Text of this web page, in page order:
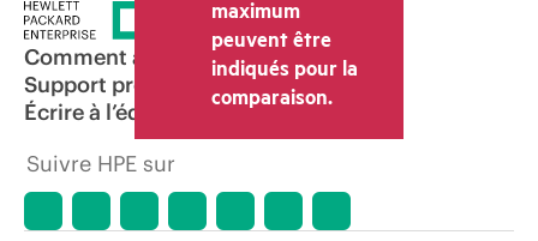
maximum
peuvent être
indiqués pour la
comparaison.
Comment acheter
Support produit
Écrire à l’équipe commerciale
Suivre HPE sur